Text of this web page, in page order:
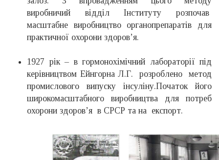
виробничий відділ Інституту розпочав
масштабне виробництво органопрепаратів для
практичної охорони здоров’я.
1927 рік – в гормонохімічний лабораторії під
керівництвом Ейнгорна Л.Г. розроблено метод
промислового випуску інсуліну.Початок його
широкомасштабного виробництва для потреб
охорони здоров’я в СРСР та на експорт.